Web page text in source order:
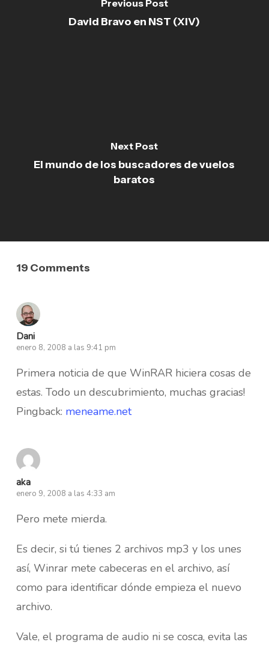
Previous Post
David Bravo en NST (XIV)
Next Post
El mundo de los buscadores de vuelos
baratos
19 Comments
Dani
enero 8, 2008 a las 9:41 pm
Primera noticia de que WinRAR hiciera cosas de
estas. Todo un descubrimiento, muchas gracias!
Pingback: meneame.net
aka
enero 9, 2008 a las 4:33 am
Pero mete mierda.
Es decir, si tú tienes 2 archivos mp3 y los unes
así, Winrar mete cabeceras en el archivo, así
como para identificar dónde empieza el nuevo
archivo.
Vale, el programa de audio ni se cosca, evita las